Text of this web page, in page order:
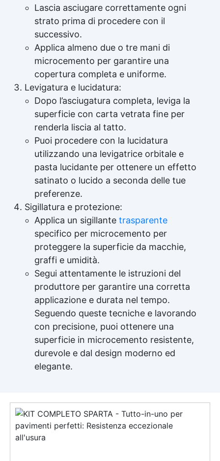
Lascia asciugare correttamente ogni
strato prima di procedere con il
successivo.
Applica almeno due o tre mani di
microcemento per garantire una
copertura completa e uniforme.
Levigatura e lucidatura:
Dopo l’asciugatura completa, leviga la
superficie con carta vetrata fine per
renderla liscia al tatto.
Puoi procedere con la lucidatura
utilizzando una levigatrice orbitale e
pasta lucidante per ottenere un effetto
satinato o lucido a seconda delle tue
preferenze.
Sigillatura e protezione:
Applica un sigillante trasparente
specifico per microcemento per
proteggere la superficie da macchie,
graffi e umidità.
Segui attentamente le istruzioni del
produttore per garantire una corretta
applicazione e durata nel tempo.
Seguendo queste tecniche e lavorando
con precisione, puoi ottenere una
superficie in microcemento resistente,
durevole e dal design moderno ed
elegante.